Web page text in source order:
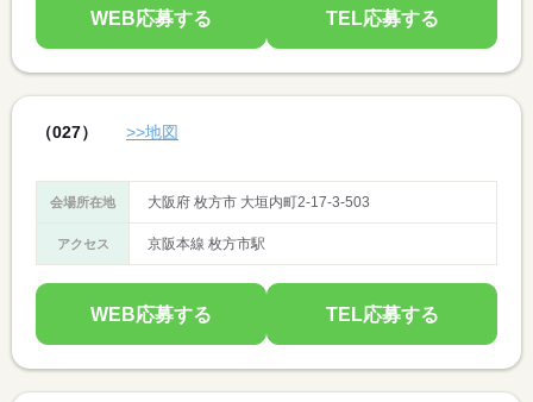
WEB応募する TEL応募する
（027） >>地図
会場所在地 大阪府 枚方市 大垣内町2-17-3-503
アクセス 京阪本線 枚方市駅
WEB応募する TEL応募する